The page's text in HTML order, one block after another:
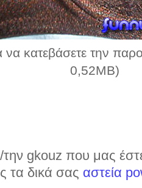
να κατεβάσετε την
0,52MB)
gkouz που μας
τα δικά σας αστεία